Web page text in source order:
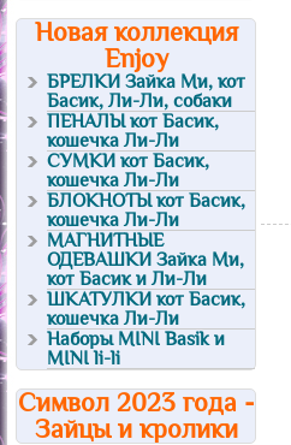
Новая коллекция
Enjoy
БРЕЛКИ Зайка Ми, кот
Басик, Ли-Ли, собаки
ПЕНАЛЫ кот Басик,
кошечка Ли-Ли
СУМКИ кот Басик,
кошечка Ли-Ли
БЛОКНОТЫ кот Басик,
кошечка Ли-Ли
МАГНИТНЫЕ
ОДЕВАШКИ Зайка Ми,
кот Басик и Ли-Ли
ШКАТУЛКИ кот Басик,
кошечка Ли-Ли
Наборы MINI Basik и
MINI li-li
Символ 2023 года -
Зайцы и кролики